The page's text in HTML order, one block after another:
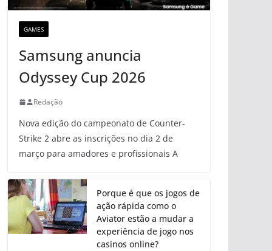
GAMES
Samsung anuncia
Odyssey Cup 2026
Redação
Nova edição do campeonato de Counter-
Strike 2 abre as inscrições no dia 2 de
março para amadores e profissionais A
Porque é que os jogos de
ação rápida como o
Aviator estão a mudar a
experiência de jogo nos
casinos online?